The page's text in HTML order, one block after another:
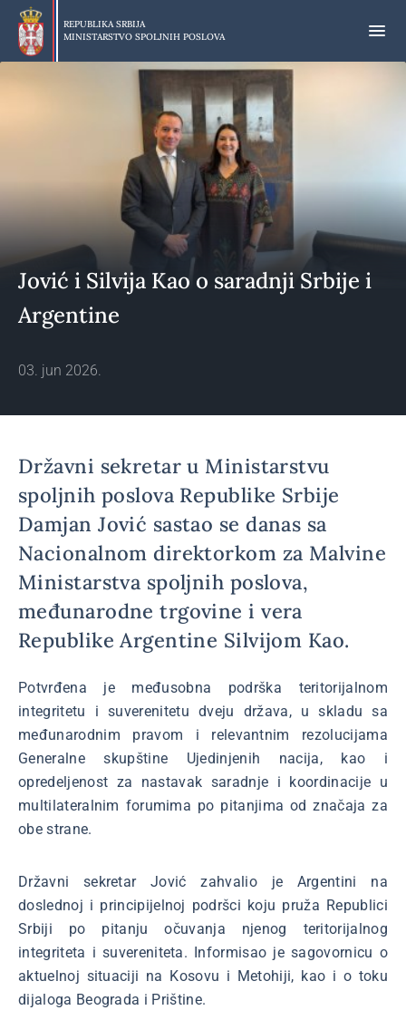
Preskoči
glavni
deo
REPUBLIKA SRBIJA
MINISTARSTVO SPOLJNIH POSLOVA
Jović i Silvija Kao o saradnji Srbije i
Argentine
03. jun 2026.
Državni sekretar u Ministarstvu
spoljnih poslova Republike Srbije
Damjan Jović sastao se danas sa
Nacionalnom direktorkom za Malvine
Ministarstva spoljnih poslova,
međunarodne trgovine i vera
Republike Argentine Silvijom Kao.
Potvrđena je međusobna podrška teritorijalnom
integritetu i suverenitetu dveju država, u skladu sa
međunarodnim pravom i relevantnim rezolucijama
Generalne skupštine Ujedinjenih nacija, kao i
opredeljenost za nastavak saradnje i koordinacije u
multilateralnim forumima po pitanjima od značaja za
obe strane.
Državni sekretar Jović zahvalio je Argentini na
doslednoj i principijelnoj podršci koju pruža Republici
Srbiji po pitanju očuvanja njenog teritorijalnog
integriteta i suvereniteta. Informisao je sagovornicu o
aktuelnoj situaciji na Kosovu i Metohiji, kao i o toku
dijaloga Beograda i Prištine.